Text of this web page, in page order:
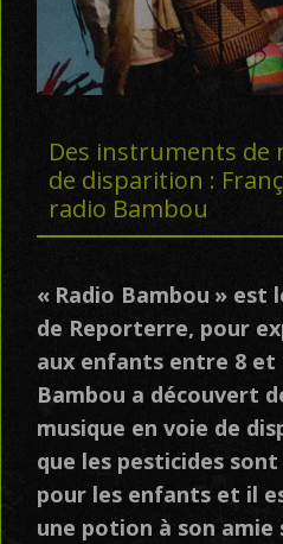
Des instruments de
de disparition :
radio Bambou
« Radio Bambou » est
de Reporterre, pour
aux enfants entre 8 et
Bambou a découvert
musique en voie de
que les pesticides
pour les enfants et il
une potion à son amie